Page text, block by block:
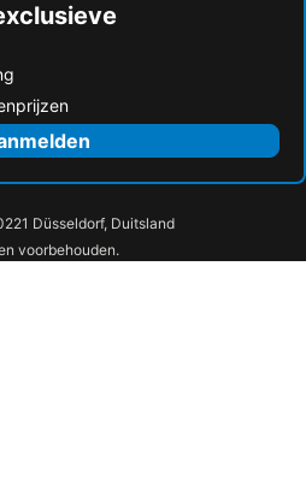
Düsseldorf, Duitsland
voorbehouden.